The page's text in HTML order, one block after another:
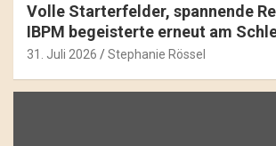
Volle Starterfelder, spannende
IBPM begeisterte erneut am
31. Juli 2026 Stephanie Rössel